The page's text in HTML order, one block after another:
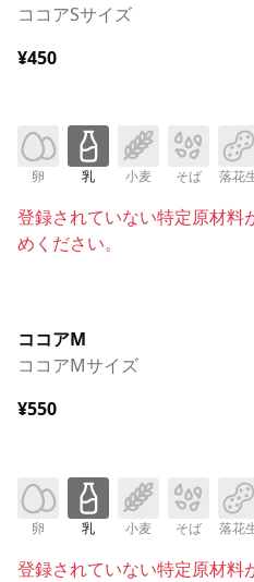
ココアSサイズ
¥450
卵 乳 小麦 そば 落花
登録されていない特定原材料
めください。
ココアM
ココアMサイズ
¥550
卵 乳 小麦 そば 落花
登録されていない特定原材料